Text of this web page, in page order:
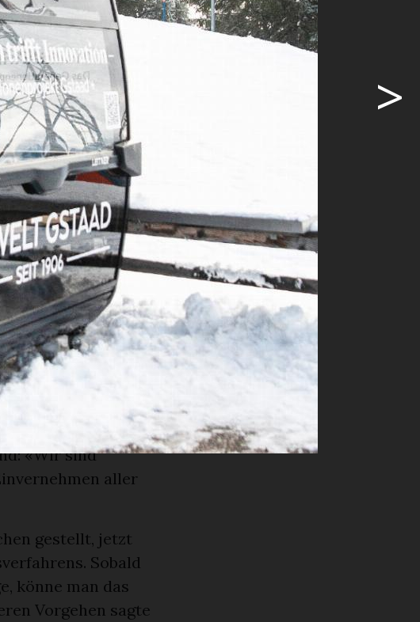
Eggli, mit den
sich, dass
Gruppe, vereint
als
einen
CEO Markus
mit der BDG drei
Die neue
sein, «zum Teil
die bei der
«luxuriöseren
zu
«Wir sind
aller
gestellt, jetzt
Sobald
könne man das
Vorgehen sagte
>